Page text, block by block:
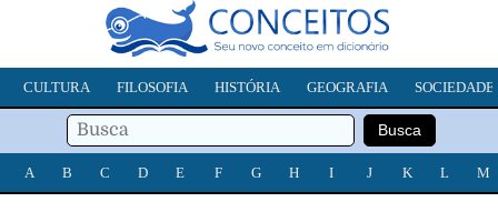
CULTURA FILOSOFIA HISTÓRIA GEOGRAFIA SOCIEDADE
A B C D E F G H I J K L M